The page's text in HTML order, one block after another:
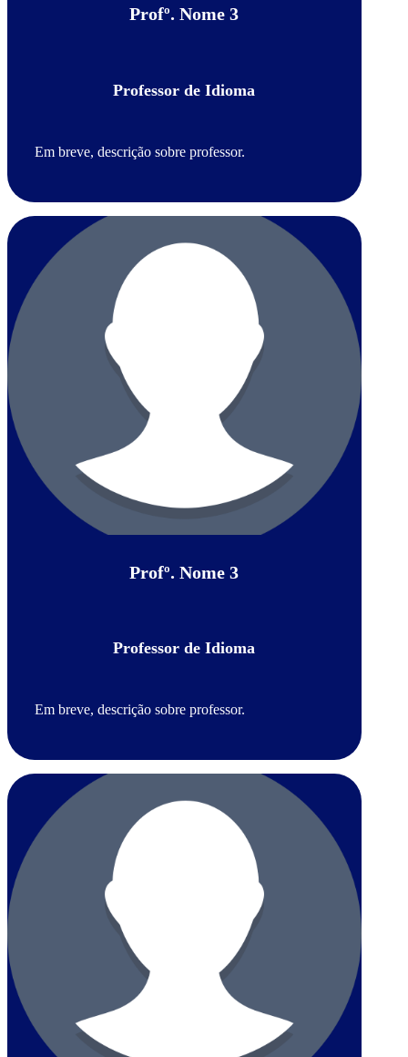
Profº. Nome 3
Professor de Idioma
Em breve, descrição sobre professor.
Profº. Nome 3
Professor de Idioma
Em breve, descrição sobre professor.